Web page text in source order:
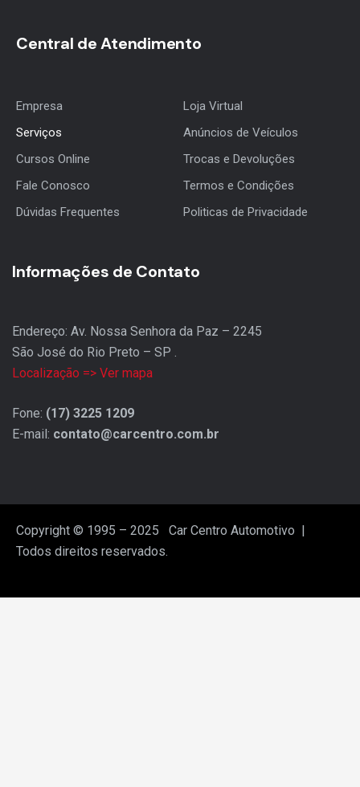
Central de Atendimento
Empresa
Serviços
Cursos Online
Fale Conosco
Dúvidas Frequentes
Loja Virtual
Anúncios de Veículos
Trocas e Devoluções
Termos e Condições
Politicas de Privacidade
Informações de Contato
Endereço: Av. Nossa Senhora da Paz – 2245
São José do Rio Preto – SP .
Localização => Ver mapa
Fone: (17) 3225 1209
E-mail: contato@carcentro.com.br
Copyright © 1995 – 2025 Car Centro Automotivo |
Todos direitos reservados.